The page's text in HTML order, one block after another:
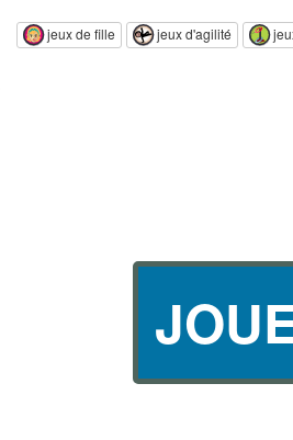
jeux de fille jeux d'agilité